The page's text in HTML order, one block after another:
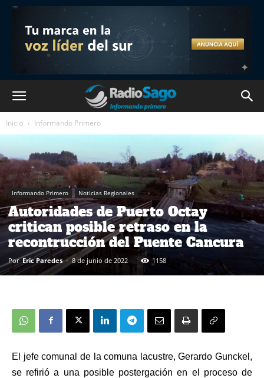
Inicio Informando Primero
Informando Primero Noticias Regionales
Autoridades de Puerto Octay
critican posible retraso en la
recontrucción del Puente Cancura
Por Eric Paredes - 8 de junio de 2022 1158
El jefe comunal de la comuna lacustre, Gerardo Gunckel,
se refirió a una posible postergación en el proceso de